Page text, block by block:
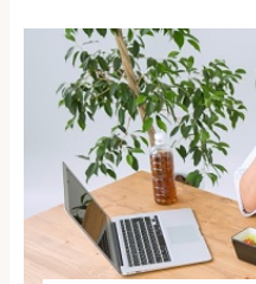
がありま...